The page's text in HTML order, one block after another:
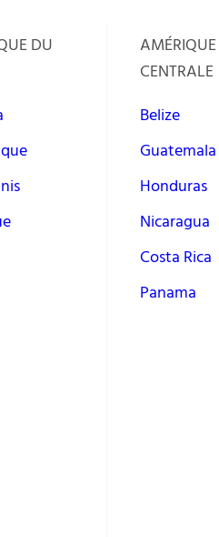
DU
AMÉRIQUE
CENTRALE
Belize
Guatemala
Honduras
Nicaragua
Costa Rica
Panama